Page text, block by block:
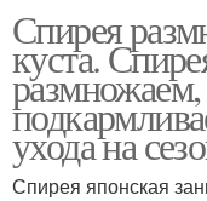
Спирея
куста.
ухода на
Спирея японская